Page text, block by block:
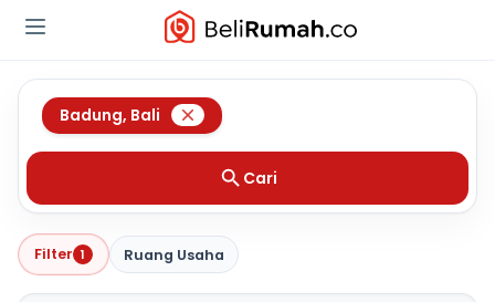
Badung, Bali
Cari
Filter 1 Ruang Usaha